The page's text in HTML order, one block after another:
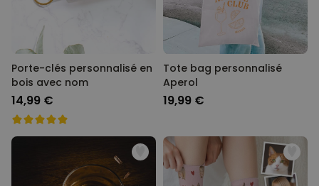
Porte-clés personnalisé en
bois avec nom
14,99 €
Tote bag personnalisé
Aperol
19,99 €